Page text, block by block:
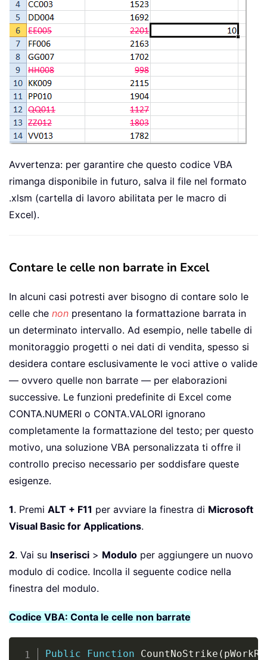
Avvertenza: per garantire che questo codice VBA
rimanga disponibile in futuro, salva il file nel formato
.xlsm (cartella di lavoro abilitata per le macro di
Excel).
Contare le celle non barrate in Excel
In alcuni casi potresti aver bisogno di contare solo le
celle che non presentano la formattazione barrata in
un determinato intervallo. Ad esempio, nelle tabelle di
monitoraggio progetti o nei dati di vendita, spesso si
desidera contare esclusivamente le voci attive o valide
— ovvero quelle non barrate — per elaborazioni
successive. Le funzioni predefinite di Excel come
CONTA.NUMERI o CONTA.VALORI ignorano
completamente la formattazione del testo; per questo
motivo, una soluzione VBA personalizzata ti offre il
controllo preciso necessario per soddisfare queste
esigenze.
1. Premi ALT + F11 per avviare la finestra di Microsoft
Visual Basic for Applications.
2. Vai su Inserisci > Modulo per aggiungere un nuovo
modulo di codice. Incolla il seguente codice nella
finestra del modulo.
Codice VBA: Conta le celle non barrate
Public Function CountNoStrike (
Copy